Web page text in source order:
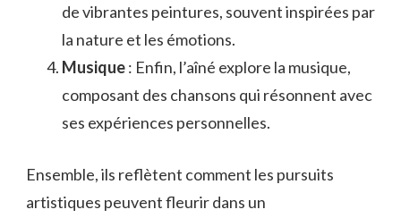
de vibrantes peintures, souvent inspirées par
la nature et les émotions.
Musique: Enfin, l’aîné explore la musique,
composant des chansons qui résonnent avec
ses expériences personnelles.
Ensemble, ils reflètent comment les pursuits
artistiques peuvent fleurir dans un